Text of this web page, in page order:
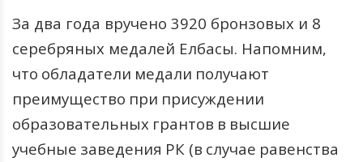
За два года вручено 3920 бронзовых и 8
серебряных медалей Елбасы. Напомним,
что обладатели медали получают
преимущество при присуждении
образовательных грантов в высшие
учебные заведения РК (в случае равенства